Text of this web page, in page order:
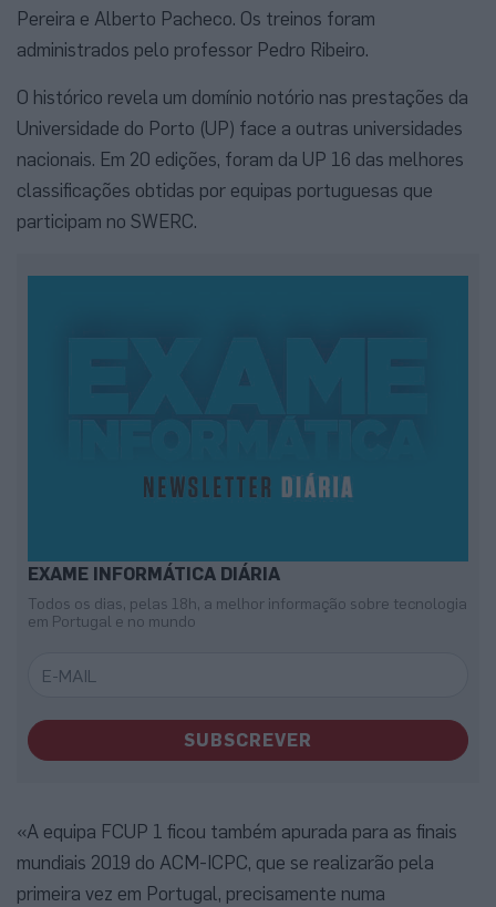
Pereira e Alberto Pacheco. Os treinos foram
administrados pelo professor Pedro Ribeiro.
O histórico revela um domínio notório nas prestações da
Universidade do Porto (UP) face a outras universidades
nacionais. Em 20 edições, foram da UP 16 das melhores
classificações obtidas por equipas portuguesas que
participam no SWERC.
EXAME INFORMÁTICA DIÁRIA
Todos os dias, pelas 18h, a melhor informação sobre tecnologia
em Portugal e no mundo
SUBSCREVER
«A equipa FCUP 1 ficou também apurada para as finais
mundiais 2019 do ACM-ICPC, que se realizarão pela
primeira vez em Portugal, precisamente numa